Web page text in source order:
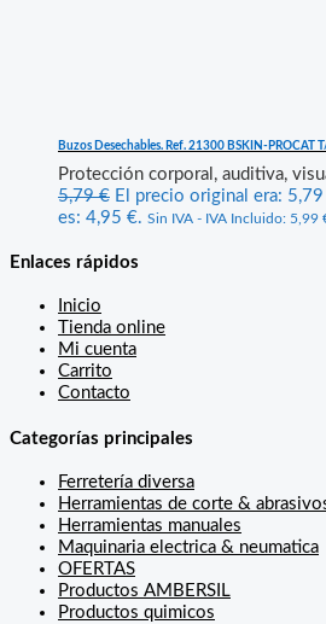
Buzos Desechables. Ref. 21300 BSKIN-PROCAT
Protección corporal, auditiva,
5,79€ El precio original era:
es: 4,95 €. Sin IVA - IVA Incluido: 5,99
Enlaces rápidos
Inicio
Tienda online
Mi cuenta
Carrito
Contacto
Categorías principales
Ferretería diversa
Herramientas de corte &
Herramientas manuales
Maquinaria electrica & neumatica
OFERTAS
Productos AMBERSIL
Productos quimicos